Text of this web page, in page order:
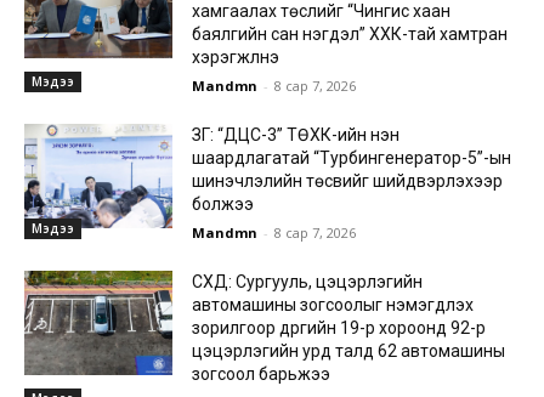
Мэдээ
хамгаалах төслийг “Чингис хаан
баялгийн сан нэгдэл” ХХК-тай хамтран
хэрэгжүүлнэ
Mandmn - 8 сар 7, 2026
Мэдээ
ЗГ: “ДЦС-3” ТӨХК-ийн нэн
шаардлагатай “Турбингенератор-5”-ын
шинэчлэлийн төсвийг шийдвэрлэхээр
болжээ
Mandmn - 8 сар 7, 2026
СХД: Сургууль, цэцэрлэгийн
автомашины зогсоолыг нэмэгдүүлэх
зорилгоор дүүргийн 19-р хороонд 92-р
цэцэрлэгийн урд талд 62 автомашины
зогсоол барьжээ